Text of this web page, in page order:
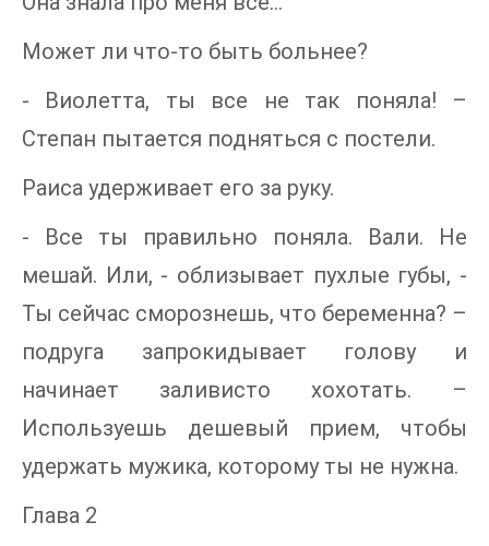
Может ли что-то быть больнее?
- Виолетта, ты все не так поняла! –
Степан пытается подняться с постели.
Раиса удерживает его за руку.
- Все ты правильно поняла. Вали. Не
мешай. Или, - облизывает пухлые губы, -
Ты сейчас сморознешь, что беременна? –
подруга запрокидывает голову и
начинает заливисто хохотать. –
Используешь дешевый прием, чтобы
удержать мужика, которому ты не нужна.
Глава 2